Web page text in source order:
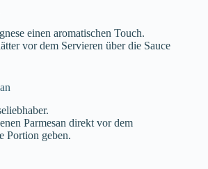
einen aromatischen Touch.
vor dem Servieren über die Sauce
Parmesan direkt vor dem
Portion geben.